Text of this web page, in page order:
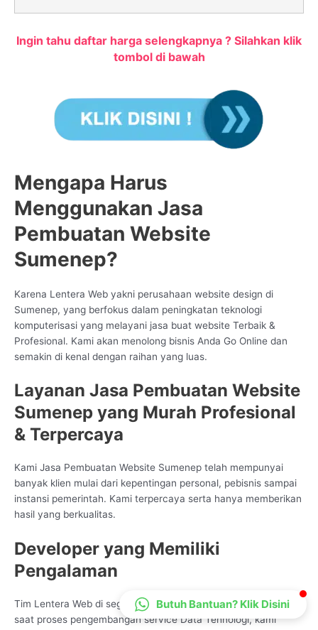
Ingin tahu daftar harga selengkapnya ? Silahkan klik
tombol di bawah
Mengapa Harus
Menggunakan Jasa
Pembuatan Website
Sumenep?
Karena Lentera Web yakni perusahaan website design di
Sumenep, yang berfokus dalam peningkatan teknologi
komputerisasi yang melayani jasa buat website Terbaik &
Profesional. Kami akan menolong bisnis Anda Go Online dan
semakin di kenal dengan raihan yang luas.
Layanan Jasa Pembuatan Website
Sumenep yang Murah Profesional
& Terpercaya
Kami Jasa Pembuatan Website Sumenep telah mempunyai
banyak klien mulai dari kepentingan personal, pebisnis sampai
instansi pemerintah. Kami terpercaya serta hanya memberikan
hasil yang berkualitas.
Developer yang Memiliki
Pengalaman
Tim Lentera Web di segala penjuru Indonesia sangatlah ahli
saat proses pengembangan service Data Tehnologi, kami
CS Lenteraweb
Online
Butuh Bantuan? Klik Disini